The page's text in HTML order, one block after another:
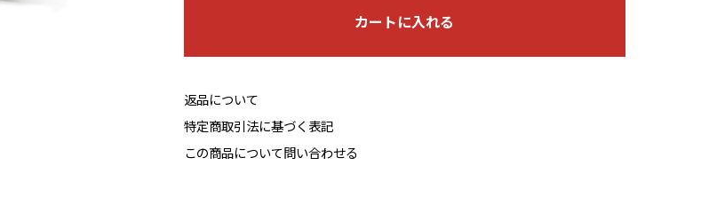
カートに入れる
返品について
特定商取引法に基づく表記
この商品について問い合わせる